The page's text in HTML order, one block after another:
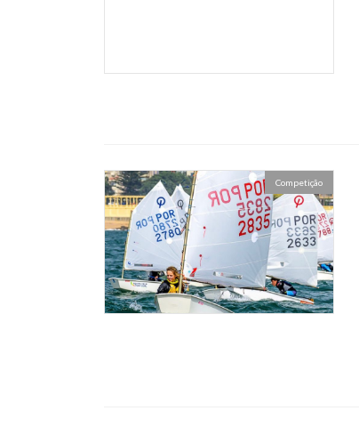
Competição